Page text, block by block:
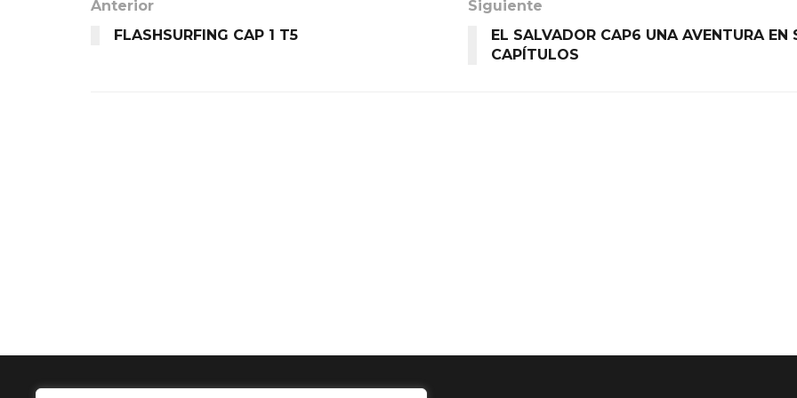
Anterior
FLASHSURFING CAP 1 T5
Siguiente
EL SALVADOR CAP6 UNA AVENTURA EN
CAPÍTULOS